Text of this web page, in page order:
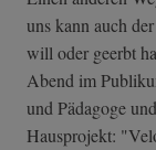
uns kann auch
will oder geerbt
Abend im
und Pädagoge
Hausprojekt: